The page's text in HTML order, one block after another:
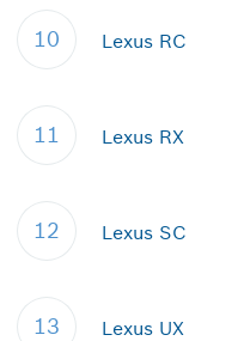
10 Lexus RC
11 Lexus RX
12 Lexus SC
13 Lexus UX